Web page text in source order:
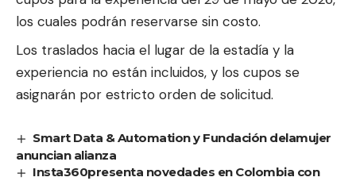
los cuales podrán reservarse sin costo.
Los traslados hacia el lugar de la estadía y la
experiencia no están incluidos, y los cupos se
asignarán por estricto orden de solicitud.
Smart Data & Automation y Fundación delamujer
anuncian alianza
Insta360presenta novedades en Colombia con